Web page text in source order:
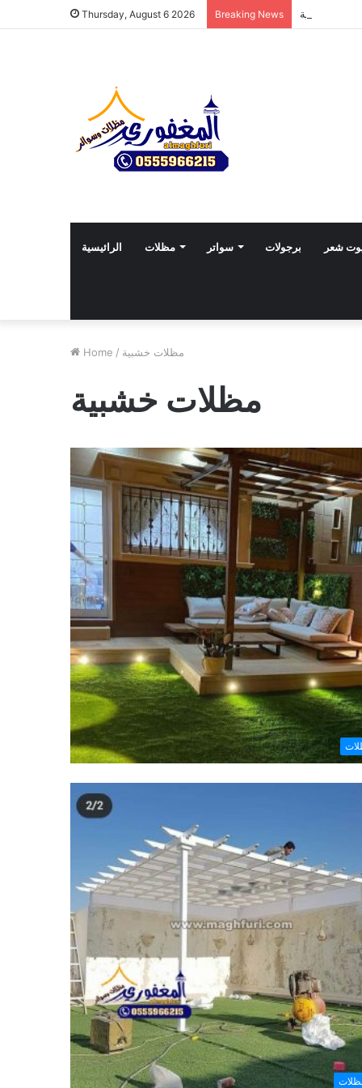
Thursday, August 6 2026 Breaking News
الرائيسية مظلات سواتر برجولات شعر
Home / مظلات خشبية
مظلات خشبية